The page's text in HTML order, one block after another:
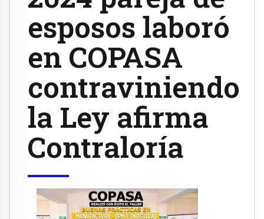
esposos laboró
en COPASA
contraviniendo
la Ley afirma
Contraloría